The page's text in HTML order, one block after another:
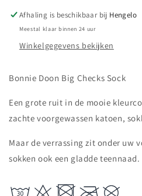
Afhaling is beschikbaar bij Hengelo
Meestal klaar binnen 24 uur
Winkelgegevens bekijken
Bonnie Doon Big Checks Sock
Een grote ruit in de mooie
zachte voorgewassen katoen,
Maar de verrassing zit onder uw
sokken ook een gladde teennaad.